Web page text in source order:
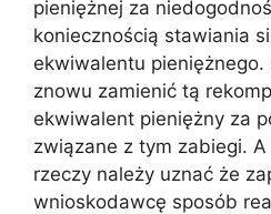
pieniężnej za
koniecznością stawiania
ekwiwalentu pieniężnego.
znowu zamienić tą
ekwiwalent pieniężny za
związane z tym zabiegi.
rzeczy należy uznać że
wnioskodawcę sposób